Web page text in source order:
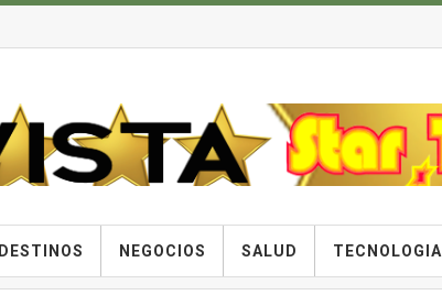
DESTINOS NEGOCIOS SALUD TECNOLOGIA